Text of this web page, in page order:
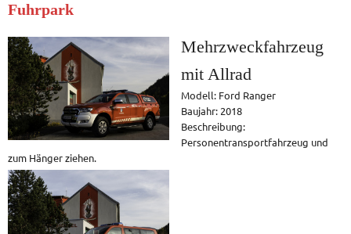
Fuhrpark
Mehrzweckfahrzeug
mit Allrad
Modell: Ford Ranger
Baujahr: 2018
Beschreibung:
Personentransportfahrzeug und
zum Hänger ziehen.